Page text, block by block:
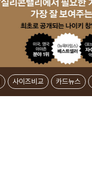
사이즈비교 카드뉴스